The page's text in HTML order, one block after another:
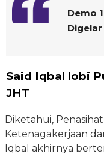
Demo
Said Iqbal lobi
JHT
Diketahui,
Ketenagakerjaan
Iqbal akhirnya